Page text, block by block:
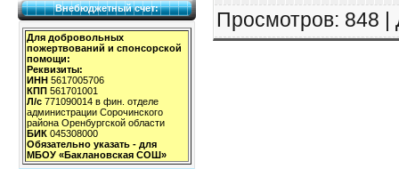
Внебюджетный счет:
Для добровольных
пожертвований и спонсорской
помощи:
Реквизиты:
ИНН 5617005706
КПП 561701001
Л/с 771090014 в фин. отделе
администрации Сорочинского
района Оренбургской области
БИК 045308000
Обязательно указать - для
МБОУ «Баклановская СОШ»
Просмотров: 848 |